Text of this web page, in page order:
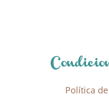
Política